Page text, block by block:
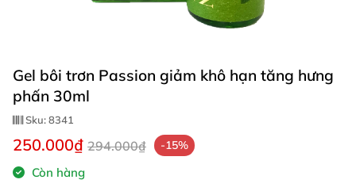
Gel bôi trơn Passion giảm khô hạn tăng hưng
phấn 30ml
Sku:8341
250.000₫ 294.000₫ -15%
Còn hàng